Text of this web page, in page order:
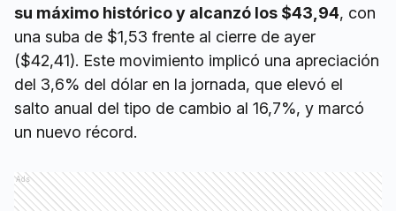
su máximo histórico y alcanzó los $43,94, con
una suba de $1,53 frente al cierre de ayer
($42,41). Este movimiento implicó una apreciación
del 3,6% del dólar en la jornada, que elevó el
salto anual del tipo de cambio al 16,7%, y marcó
un nuevo récord.
Ads